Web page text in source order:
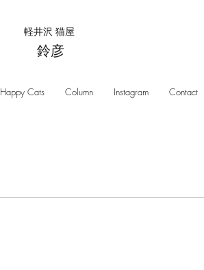
​軽井沢 猫屋
​鈴彦
Happy Cats Column Instagram Contact